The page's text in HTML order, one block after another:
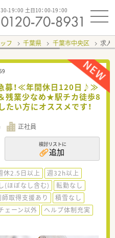
19：00 土日10：00-19：00
フ 千葉県 千葉市中央区 求人
募！≪年間休日120日♪≫
残業少なめ★駅チカ徒歩8
い方にオススメです！
正社員
検討リストに
追加
休2.5日以上
週32h以上
(ほぼなし含む)
転勤なし
取得支援あり
積雪なし
ェーン以外
ヘルプ体制充実